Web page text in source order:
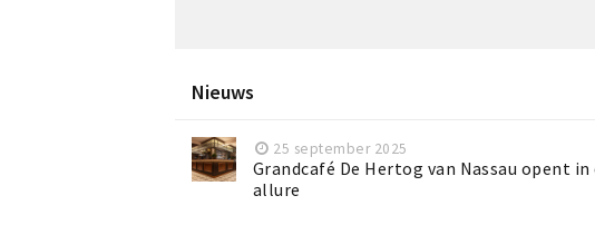
Nieuws
25 september 2025
Grandcafé De Hertog van Nassau opent
allure